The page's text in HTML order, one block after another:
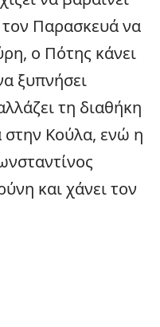
τον Παρασκευά να
ο Πότης κάνει
ξυπνήσει
τη διαθήκη
στην Κούλα, ενώ η
και χάνει τον